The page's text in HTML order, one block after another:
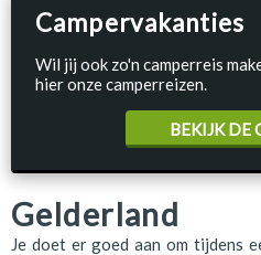
Gelderland
Je doet er goed aan om tijdens
Campervakanties
Wil jij ook zo'n camperreis
hier onze camperreizen.
BEKIJK DE